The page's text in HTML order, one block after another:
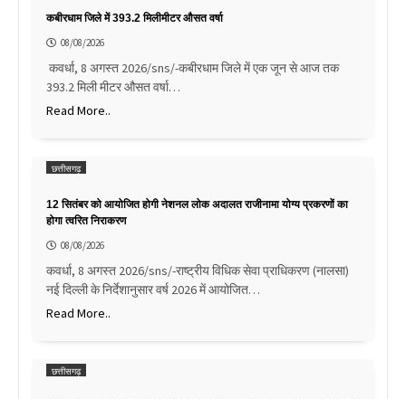
कबीरधाम जिले में 393.2 मिलीमीटर औसत वर्षा
08/08/2026
कवर्धा, 8 अगस्त 2026/sns/-कबीरधाम जिले में एक जून से आज तक
393.2 मिली मीटर औसत वर्षा…
Read More..
छत्तीसगढ़
12 सितंबर को आयोजित होगी नेशनल लोक अदालत राजीनामा योग्य प्रकरणों का
होगा त्वरित निराकरण
08/08/2026
कवर्धा, 8 अगस्त 2026/sns/-राष्ट्रीय विधिक सेवा प्राधिकरण (नालसा)
नई दिल्ली के निर्देशानुसार वर्ष 2026 में आयोजित…
Read More..
छत्तीसगढ़